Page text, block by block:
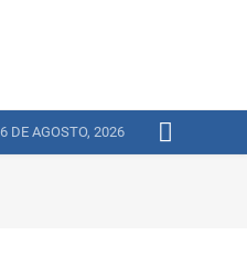
6 DE AGOSTO, 2026